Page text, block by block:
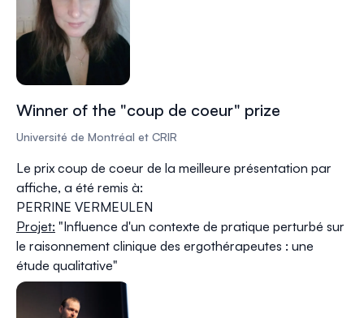
Winner of the "coup de coeur" prize
Université de Montréal et CRIR
Le prix coup de coeur de la meilleure présentation par
affiche, a été remis à:
PERRINE VERMEULEN
Projet: "Influence d'un contexte de pratique perturbé sur
le raisonnement clinique des ergothérapeutes : une
étude qualitative"